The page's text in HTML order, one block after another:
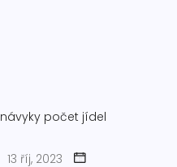
počet jídel
13 říj, 2023